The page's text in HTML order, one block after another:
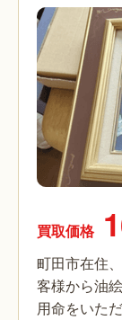
買取価格
町田市在住
客様から油
用命をいた